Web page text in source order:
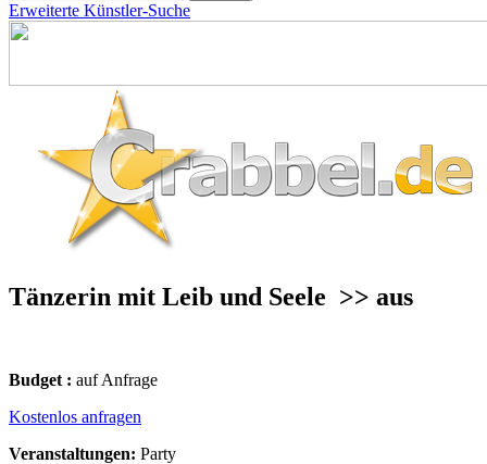
Erweiterte Künstler-Suche
Tänzerin mit Leib und Seele >> aus
Budget : auf Anfrage
Kostenlos anfragen
Veranstaltungen: Party